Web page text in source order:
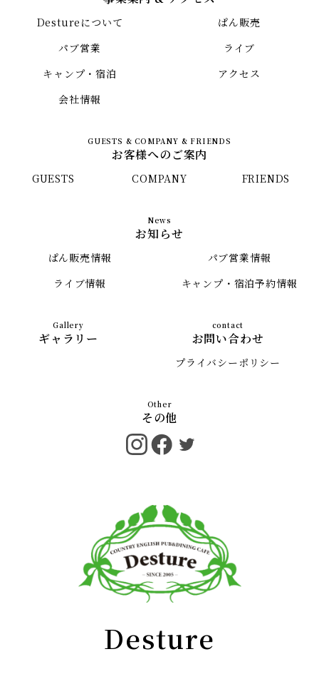
Destureについて
ぱん販売
パブ営業
ライブ
キャンプ・宿泊
アクセス
会社情報
お客様へのご案内
GUESTS COMPANY FRIENDS
お知らせ
ぱん販売情報
パブ営業情報
ライブ情報
キャンプ・宿泊予約情報
ギャラリー お問い合わせ
プライバシーポリシー
その他
Desture